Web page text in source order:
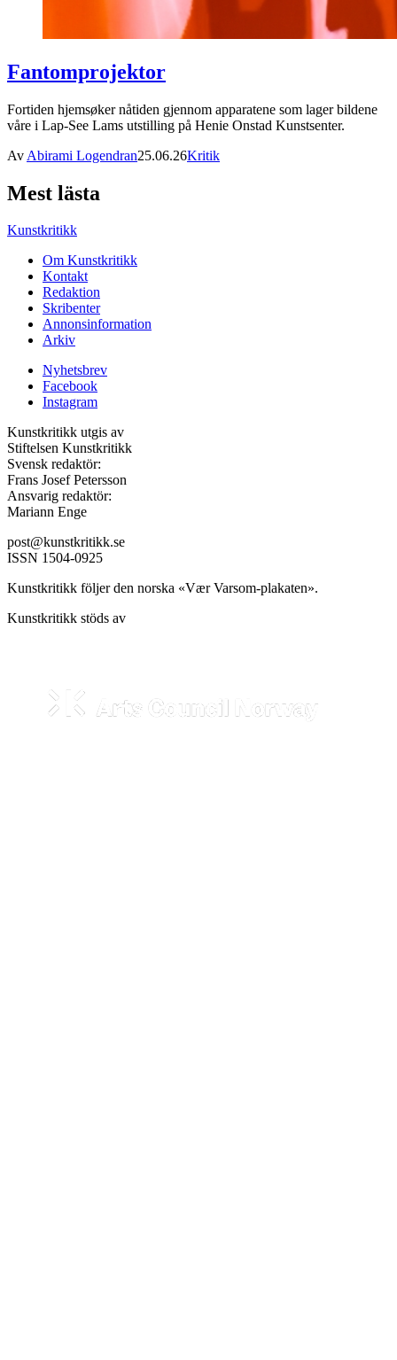
Fantomprojektor
Fortiden hjemsøker nåtiden gjennom apparatene som lager bildene
våre i Lap-See Lams utstilling på Henie Onstad Kunstsenter.
Av Abirami Logendran25.06.26Kritik
Mest lästa
Kunstkritikk
Om Kunstkritikk
Kontakt
Redaktion
Skribenter
Annonsinformation
Arkiv
Nyhetsbrev
Facebook
Instagram
Kunstkritikk utgis av
Stiftelsen Kunstkritikk
Svensk redaktör:
Frans Josef Petersson
Ansvarig redaktör:
Mariann Enge
post@kunstkritikk.se
ISSN 1504-0925
Kunstkritikk följer den norska «Vær Varsom-plakaten».
Kunstkritikk stöds av